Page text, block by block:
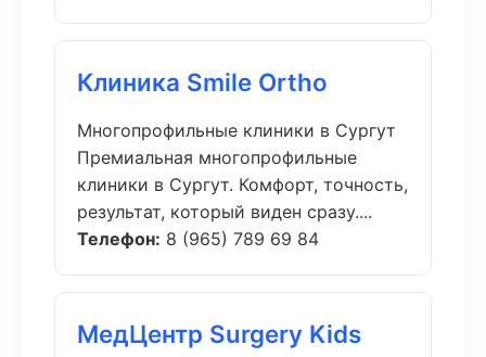
Клиника Smile Ortho
Многопрофильные клиники в Сургут
Премиальная многопрофильные
клиники в Сургут. Комфорт, точность,
результат, который виден сразу....
Телефон: 8 (965) 789 69 84
МедЦентр Surgery Kids